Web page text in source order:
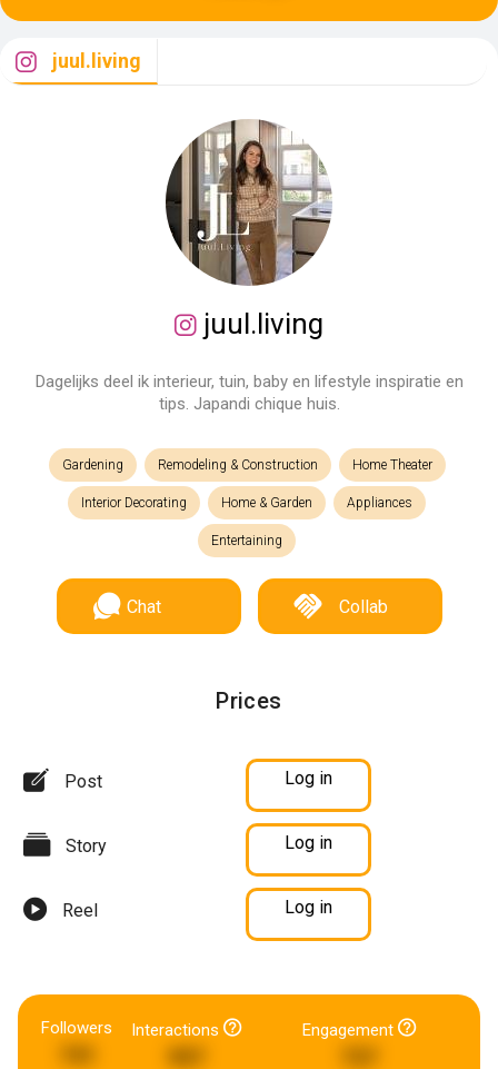
juul.living
juul.living
Dagelijks deel ik interieur, tuin, baby en lifestyle inspiratie en
tips. Japandi chique huis.
Gardening Remodeling & Construction Home Theater
Interior Decorating Home & Garden Appliances
Entertaining
Chat Collab
Prices
Post Log in
Story Log in
Reel Log in
Followers Interactions Engagement